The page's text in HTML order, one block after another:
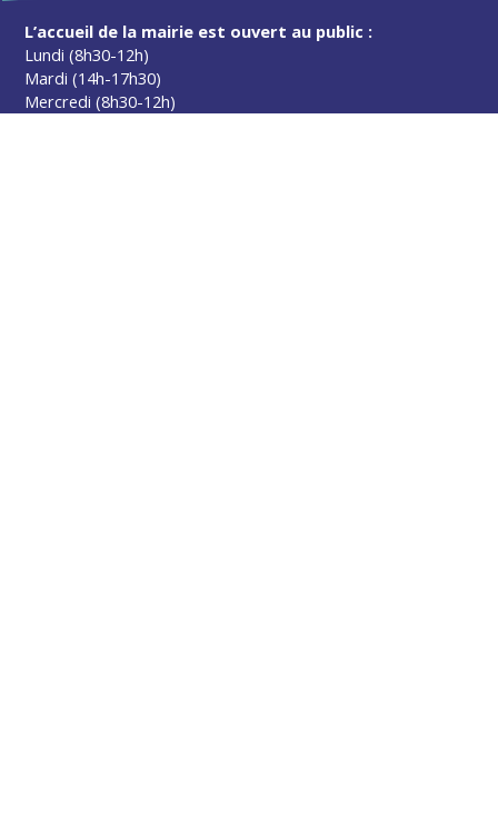
L’accueil de la mairie est ouvert au public :
Lundi (8h30-12h)
Mardi (14h-17h30)
Mercredi (8h30-12h)